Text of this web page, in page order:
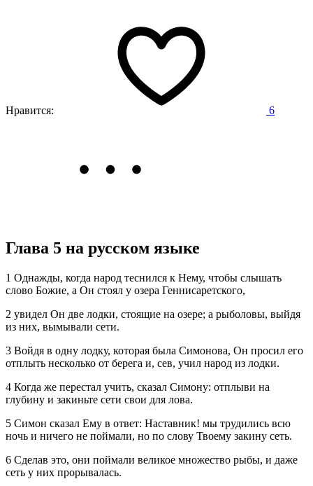
Нравится: 6
Глава 5 на русском языке
1 Однажды, когда народ теснился к Нему, чтобы слышать
слово Божие, а Он стоял у озера Геннисаретского,
2 увидел Он две лодки, стоящие на озере; а рыболовы, выйдя
из них, вымывали сети.
3 Войдя в одну лодку, которая была Симонова, Он просил его
отплыть несколько от берега и, сев, учил народ из лодки.
4 Когда же перестал учить, сказал Симону: отплыви на
глубину и закиньте сети свои для лова.
5 Симон сказал Ему в ответ: Наставник! мы трудились всю
ночь и ничего не поймали, но по слову Твоему закину сеть.
6 Сделав это, они поймали великое множество рыбы, и даже
сеть у них прорывалась.